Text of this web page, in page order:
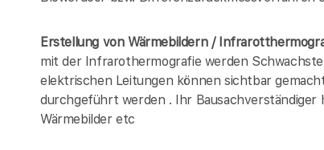
Erstellung von Wärmebildern /
mit der Infrarothermografie werden
elektrischen Leitungen können sichtbar
durchgeführt werden . Ihr Bausachverständiger
Wärmebilder etc